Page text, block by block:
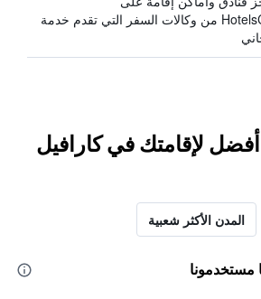
HotelsCombined من وكالات السفر التي تقدم خدمة
أفضل لإقامتك في كارافيل
المدن الأكثر شعبية
مستخدمونا